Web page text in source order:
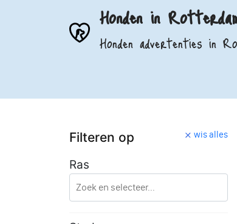
Honden in
Honden advertenties in
Filteren op wis alles
Ras